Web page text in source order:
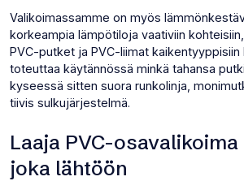
Valikoimassamme on myös
korkeampia lämpötiloja vaativiin
PVC-putket ja PVC-liimat kaikentyyppisiin
toteuttaa käytännössä minkä tahansa
kyseessä sitten suora runkolinja,
tiivis sulkujärjestelmä.
Laaja PVC-
joka lähtöön